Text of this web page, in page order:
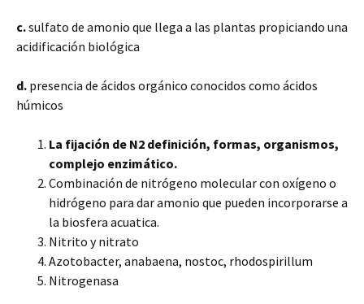
c.sulfato de amonio que llega a las plantas propiciando una
acidificación biológica
d. presencia de ácidos orgánico conocidos como ácidos
húmicos
La fijación de N2 definición, formas, organismos,
complejo enzimático.
Combinación de nitrógeno molecular con oxígeno o
hidrógeno para dar amonio que pueden incorporarse a
la biosfera acuatica.
Nitrito y nitrato
Azotobacter, anabaena, nostoc, rhodospirillum
Nitrogenasa